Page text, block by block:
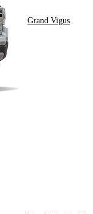
Grand Vigus